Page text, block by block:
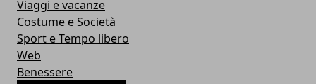
Viaggi e vacanze
Costume e Società
Sport e Tempo libero
Web
Benessere